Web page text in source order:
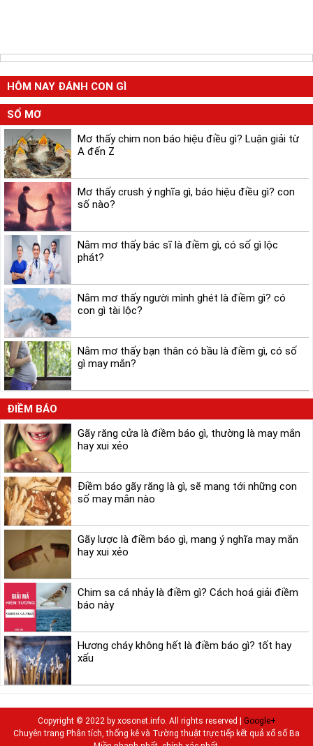
HÔM NAY ĐÁNH CON GÌ
SỔ MƠ
Mơ thấy chim non báo hiệu điều gì? Luận giải từ
A đến Z
Mơ thấy crush ý nghĩa gì, báo hiệu điều gì? con
số nào?
Nằm mơ thấy bác sĩ là điềm gì, có số gì lộc
phát?
Nằm mơ thấy người mình ghét là điềm gì? có
con gì tài lộc?
Nằm mơ thấy bạn thân có bầu là điềm gì, có số
gì may mắn?
ĐIỀM BÁO
Gãy răng cửa là điềm báo gì, thường là may mắn
hay xui xẻo
Điềm báo gãy răng là gì, sẽ mang tới những con
số may mắn nào
Gãy lược là điềm báo gì, mang ý nghĩa may mắn
hay xui xẻo
Chim sa cá nhảy là điềm gì? Cách hoá giải điềm
báo này
Hương cháy không hết là điềm báo gì? tốt hay
xấu
Copyright © 2022 by xosonet.info. All rights reserved | Google+
Chuyên trang Phân tích, thống kê và Tường thuật trực tiếp kết quả xổ số Ba